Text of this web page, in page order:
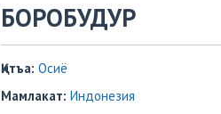
БОРОБУДУР
Қитъа: Осиё
Мамлакат: Индонезия